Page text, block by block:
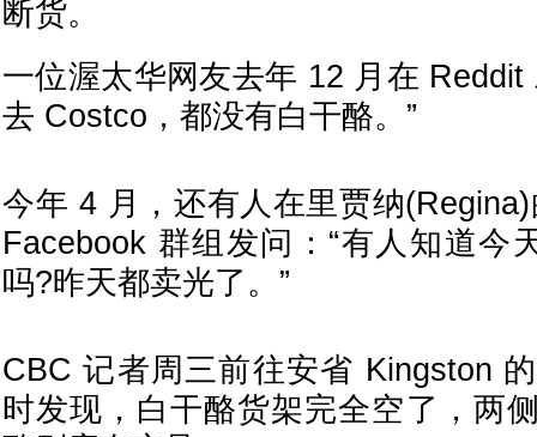
断货。
一位渥太华网友去年 12 月在 Reddit
去 Costco，都没有白干酪。”
今年 4 月，还有人在里贾纳(Regina)
Facebook 群组发问：“有人知道今
吗?昨天都卖光了。”
CBC 记者周三前往安省 Kingston
时发现，白干酪货架完全空了，两